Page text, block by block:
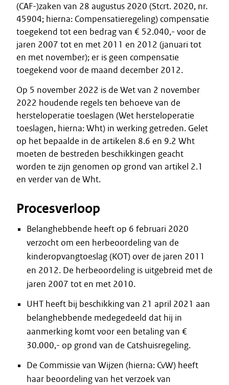
(CAF-)zaken van 28 augustus 2020 (Stcrt. 2020, nr.
45904; hierna: Compensatieregeling) compensatie
toegekend tot een bedrag van € 52.040,- voor de
jaren 2007 tot en met 2011 en 2012 (januari tot
en met november); er is geen compensatie
toegekend voor de maand december 2012.
Op 5 november 2022 is de Wet van 2 november
2022 houdende regels ten behoeve van de
hersteloperatie toeslagen (Wet hersteloperatie
toeslagen, hierna: Wht) in werking getreden. Gelet
op het bepaalde in de artikelen 8.6 en 9.2 Wht
moeten de bestreden beschikkingen geacht
worden te zijn genomen op grond van artikel 2.1
en verder van de Wht.
Procesverloop
Belanghebbende heeft op 6 februari 2020
verzocht om een herbeoordeling van de
kinderopvangtoeslag (KOT) over de jaren 2011
en 2012. De herbeoordeling is uitgebreid met de
jaren 2007 tot en met 2010.
UHT heeft bij beschikking van 21 april 2021 aan
belanghebbende medegedeeld dat hij in
aanmerking komt voor een betaling van €
30.000,- op grond van de Catshuisregeling.
De Commissie van Wijzen (hierna: CvW) heeft
haar beoordeling van het verzoek van